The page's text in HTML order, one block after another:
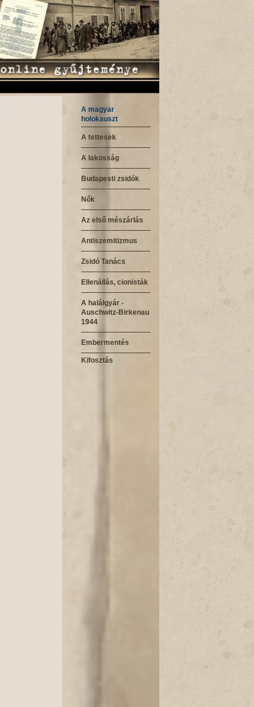
A magyar
holokauszt
A tettesek
A lakosság
Budapesti zsidók
Nők
Az első mészárlás
Antiszemitizmus
Zsidó Tanács
Ellenállás, cionisták
A halálgyár -
Auschwitz-Birkenau
1944
Embermentés
Kifosztás